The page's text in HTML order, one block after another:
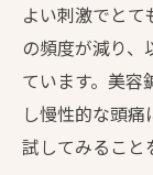
よい刺激でと
の頻度が減り
ています。美容
し慢性的な頭
試してみること